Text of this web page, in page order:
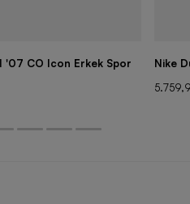
'07 CO Icon Erkek Spor
Nike